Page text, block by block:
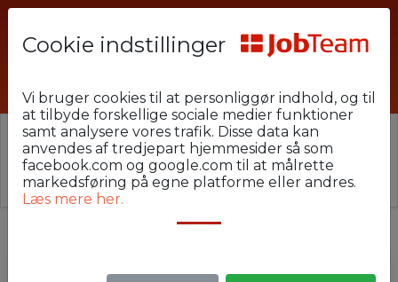
⚠️ Denne jobannonce er udløbet.
Stillingen er ikke længere aktiv, men du kan
lignende annoncer her.
Cookie indstillinger
Vi bruger cookies til at personliggør indhold, og til
at tilbyde forskellige sociale medier funktioner
samt analysere vores trafik. Disse data kan
anvendes af tredjepart hjemmesider så som
facebook.com og google.com til at målrette
markedsføring på egne platforme eller andres.
Læs mere her.